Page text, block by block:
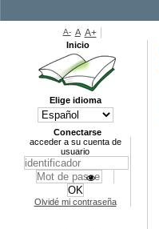
A- A A+
Inicio
Elige idioma
Conectarse
acceder a su cuenta de
usuario
Olvidé mi contraseña